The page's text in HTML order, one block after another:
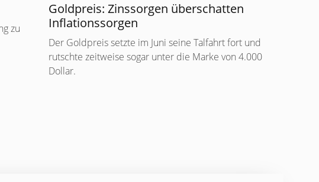
zu
Goldpreis: Zinssorgen überschatten
Inflationssorgen
Der Goldpreis setzte im Juni seine Talfahrt fort und
rutschte zeitweise sogar unter die Marke von 4.000
Dollar.